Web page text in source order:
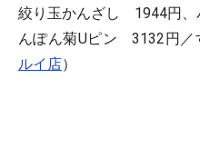
絞り玉かんざし 1944円
んぽん菊Uピン 3132円／
ルイ店）